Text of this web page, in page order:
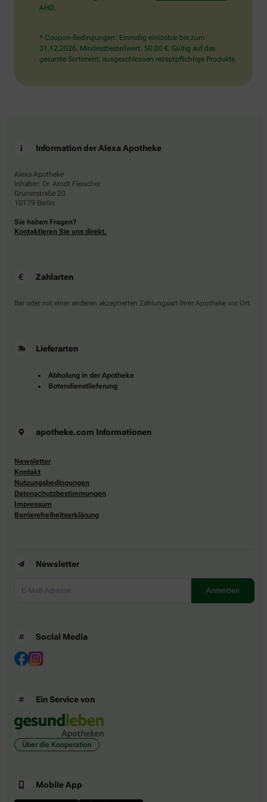
AHD.
* Coupon-Bedingungen: Einmalig einlösbar bis zum
31.12.2026. Mindestbestellwert: 50,00 €. Gültig auf das
gesamte Sortiment, ausgeschlossen rezeptpflichtige Produkte.
Information der Alexa Apotheke
Alexa Apotheke
Inhaber: Dr. Arndt Fleischer
Grunerstraße 20
10179 Berlin
Sie haben Fragen?
Kontaktieren Sie uns direkt.
Zahlarten
Bar oder mit einer anderen akzeptierten Zahlungsart Ihrer Apotheke vor Ort.
Lieferarten
Abholung in der Apotheke
Botendienstlieferung
apotheke.com Informationen
Newsletter
Kontakt
Nutzungsbedingungen
Datenschutzbestimmungen
Impressum
Barrierefreiheitserklärung
Newsletter
Social Media
Ein Service von
Über die Kooperation
Mobile App